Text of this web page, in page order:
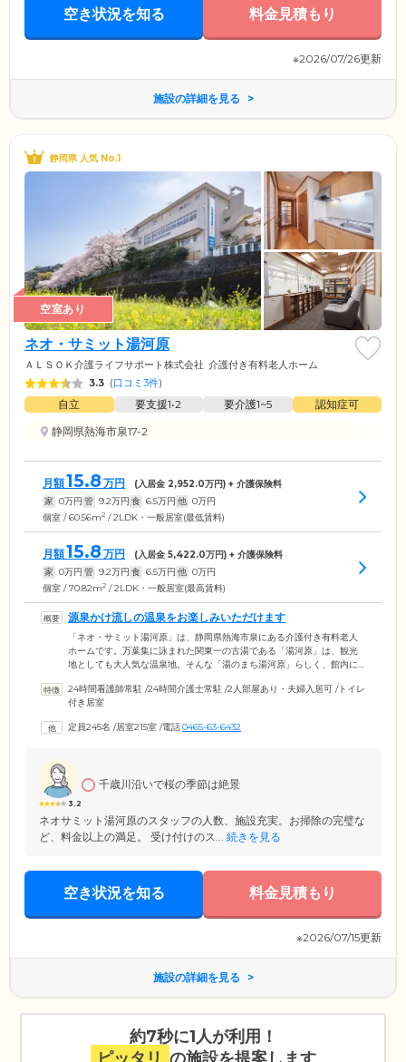
空き状況を知る 料金見積もり
※2026/07/26更新
施設の詳細を見る
静岡県 人気 No.1
空室あり
ネオ・サミット湯河原
ＡＬＳＯＫ介護ライフサポート株式会社 介護付き有料老人ホーム
3.3 (口コミ3件)
自立 要支援1•2 要介護1~5
認知症可
静岡県熱海市泉17-2
月額15.8 万円 (入居金 2,952.0万円) + 介護保険料
家 0万円 管 9.2万円 食 6.5万円 他 0万円
個室 / 60.56m2 / 2LDK・一般居室(最低賃料)
月額15.8 万円 (入居金 5,422.0万円) + 介護保険料
家 0万円 管 9.2万円 食 6.5万円 他 0万円
個室 / 70.82m2 / 2LDK・一般居室(最高賃料)
源泉かけ流しの温泉をお楽しみいただけます
「ネオ・サミット湯河原」は、静岡県熱海市泉にある介護付き有料老人
ホームです。万葉集に詠まれた関東一の古湯である「湯河原」は、観光
地としても大人気な温泉地。そんな「湯のまち湯河原」らしく、館内に
しの温泉をお楽しみいただけます。大浴場で足をのばし、ゆったりと癒
しの時間をお過ごしください。また、「ネオ・サミット湯河原」は周辺
どが点在し、ゆとりある時間をお過ごしいただけます。その際、当館の
24時間看護師常駐 /24時間介護士常駐 /2人部屋あり・夫婦入居可 /トイレ
付き居室
定員245名 /居室215室 /電話0465-63-6432
3.2
千歳川沿いで桜の季節は絶景
ネオサミット湯河原のスタッフの人数、施設充実。お掃除の完璧な
ど、料金以上の満足。 受け付けのス... 続きを見る
空き状況を知る 料金見積もり
※2026/07/15更新
施設の詳細を見る
約7秒に1人が利用！